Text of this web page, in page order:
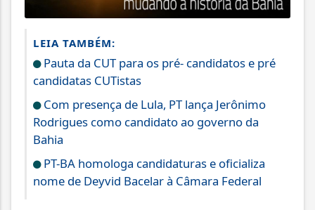
LEIA TAMBÉM:
Pauta da CUT para os pré- candidatos e pré
candidatas CUTistas
Com presença de Lula, PT lança Jerônimo
Rodrigues como candidato ao governo da
Bahia
PT-BA homologa candidaturas e oficializa
nome de Deyvid Bacelar à Câmara Federal